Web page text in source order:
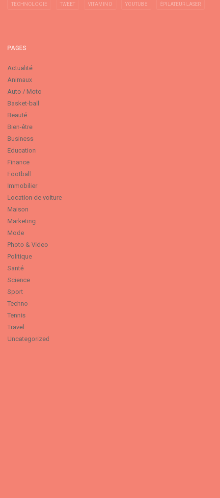
TECHNOLOGIE TWEET VITAMIN D YOUTUBE ÉPILATEUR LASER
PAGES
Actualité
Animaux
Auto / Moto
Basket-ball
Beauté
Bien-être
Business
Education
Finance
Football
Immobilier
Location de voiture
Maison
Marketing
Mode
Photo & Video
Politique
Santé
Science
Sport
Techno
Tennis
Travel
Uncategorized